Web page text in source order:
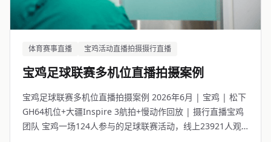
体育赛事直播 宝鸡活动直播拍摄摄行直播
宝鸡足球联赛多机位直播拍摄案例
宝鸡足球联赛多机位直播拍摄案例 2026年6月 | 宝鸡 | 松下
GH64机位+大疆Inspire 3航拍+慢动作回放 | 摄行直播宝鸡
团队 宝鸡一场124人参与的足球联赛活动，线上23921人观